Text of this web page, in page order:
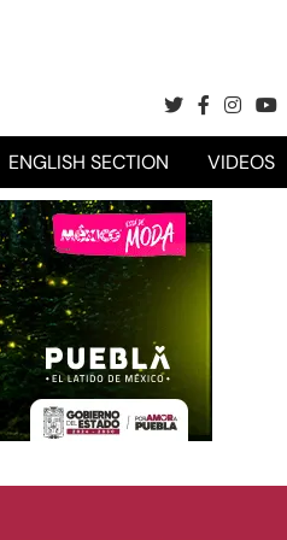
ENGLISH SECTION VIDEOS